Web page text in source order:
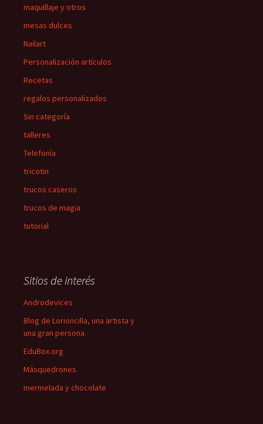
maquillaje y otros
mesas dulces
Nailart
Personalización artículos
Recetas
regalos personalizados
Sin categoría
talleres
Telefonía
tricotin
trucos caseros
trucos de magia
tutorial
Sitios de interés
Androdevices
Blog de Lorioncilla, una artista y
una gran persona.
EduBox.org
Másquedrones
mermelada y chocolate